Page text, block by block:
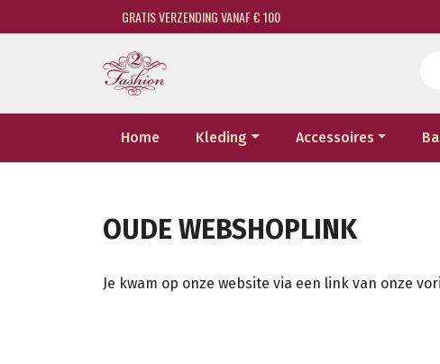
GRATIS VERZENDING VANAF € 100
Home Kleding Accessoires
OUDE WEBSHOPLINK
Je kwam op onze website via een link van onze